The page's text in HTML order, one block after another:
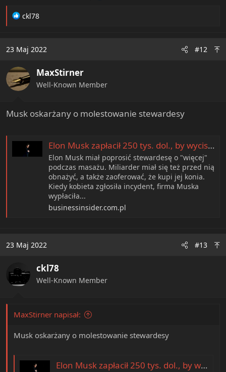
R
t
o
n
s
ckl78
23 Maj 2022 #12
MaxStirner
Well-Known Member
Musk oskarżany o molestowanie stewardesy
Elon Musk zapłacił 250 tys. dol., by wyciszyć aferę. Ujawniono, jak zachował się wobec stewardesy
Elon Musk miał poprosić stewardesę o "więcej"
podczas masażu. Miliarder miał się też przed nią
obnażyć, a także zaoferować, że kupi jej konia.
Kiedy kobieta zgłosiła incydent, firma Muska
wypłaciła...
businessinsider.com.pl
23 Maj 2022 #13
ckl78
Well-Known Member
MaxStirner napisał:
Musk oskarżany o molestowanie stewardesy
Elon Musk zapłacił 250 tys. dol., by wyciszyć aferę. Ujawniono, jak zachował się wobec stewardesy